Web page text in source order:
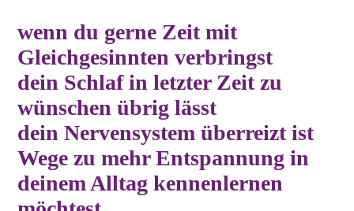
wenn du gerne Zeit mit
Gleichgesinnten verbringst
dein Schlaf in letzter Zeit zu
wünschen übrig lässt
dein Nervensystem überreizt ist
Wege zu mehr Entspannung in
deinem Alltag kennenlernen